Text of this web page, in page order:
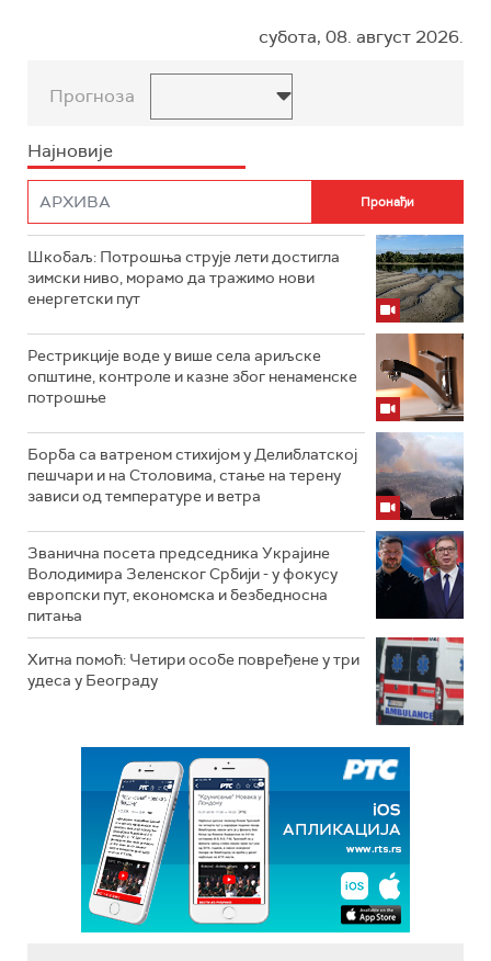
субота, 08. август 2026.
Прогноза
Најновије
Шкобаљ: Потрошња струје лети достигла
зимски ниво, морамо да тражимо нови
енергетски пут
Рестрикције воде у више села ариљске
општине, контроле и казне због ненаменске
потрошње
Борба са ватреном стихијом у Делиблатској
пешчари и на Столовима, стање на терену
зависи од температуре и ветра
Званична посета председника Украјине
Володимира Зеленског Србији - у фокусу
европски пут, економска и безбедносна
питања
Хитна помоћ: Четири особе повређене у три
удеса у Београду